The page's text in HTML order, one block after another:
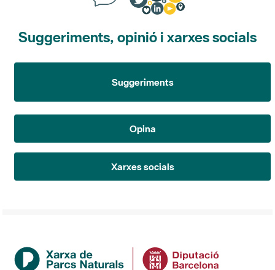
Suggeriments, opinió i xarxes socials
Suggeriments
Opina
Xarxes socials